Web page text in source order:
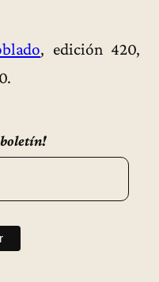
, edición 420,
boletín!